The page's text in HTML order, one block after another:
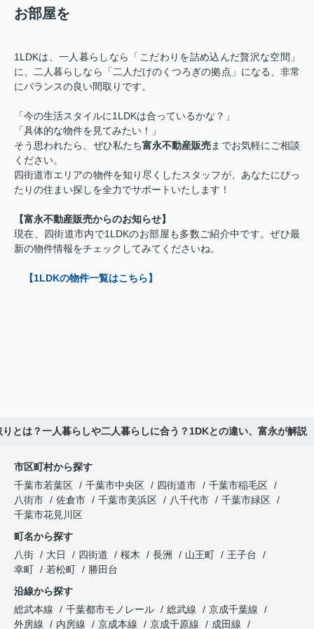
お部屋を
1LDKは、一人暮らしなら「こだわりを詰め込んだ贅沢な空間」
に、二人暮らしなら「二人だけのくつろぎの拠点」になる、非常
にバランスの良い間取りです。
「今の生活スタイルに1LDKは合っているかな？」
「具体的な物件を見てみたい！」
そう思われたら、ぜひ私たち富永不動産販売までお気軽にご相談
ください。
四街道市エリアの物件を知り尽くしたスタッフが、あなたにぴっ
たりの住まい探しを全力でサポートいたします！
【富永不動産販売からのお知らせ】
現在、四街道市内で1LDKのお部屋も多数ご紹介中です。ぜひ最
新の物件情報をチェックしてみてくださいね。
【1LDKの物件一覧はこちら】
とは？一人暮らしや二人暮らしに合う？1DKとの違い、富永が解説
市区町村から探す
千葉市若葉区
千葉市中央区 四街道市
千葉市稲毛区
八街市
佐倉市 千葉市美浜区 八千代市
千葉市緑区
千葉市花見川区
町名から探す
八街
大日 四街道 桜木 長洲 山王町
王子台
幸町
若松町
勝田台
沿線から探す
総武本線
千葉都市モノレール 総武線
京成千葉線
外房線
内房線 京成本線 京成千原線 成田線